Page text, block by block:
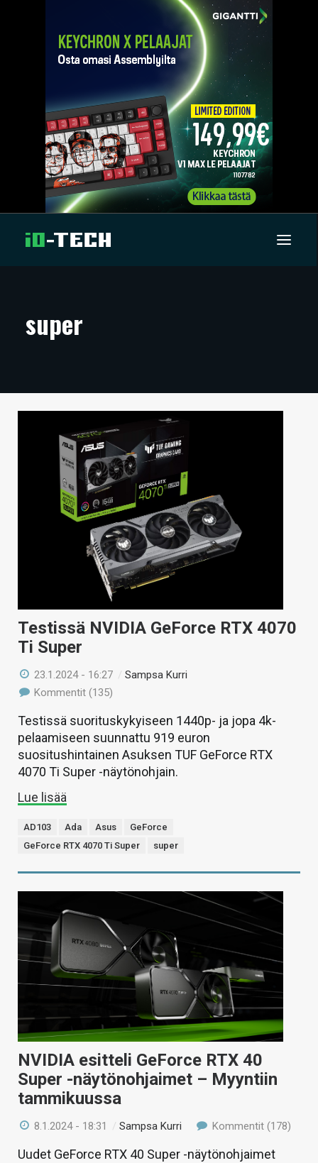
ARTIKKELIT
TECHBBS
VAIHDA TEEMA
super
Testissä NVIDIA GeForce RTX 4070
Ti Super
23.1.2024 - 16:27 /Sampsa Kurri
Kommentit (135)
Testissä suorituskykyiseen 1440p- ja jopa 4k-
pelaamiseen suunnattu 919 euron
suositushintainen Asuksen TUF GeForce RTX
4070 Ti Super -näytönohjain.
Lue lisää
AD103 Ada Asus
GeForce
GeForce RTX 4070 Ti Super
super
NVIDIA esitteli GeForce RTX 40
Super -näytönohjaimet – Myyntiin
tammikuussa
8.1.2024 - 18:31 /Sampsa Kurri Kommentit (178)
Uudet GeForce RTX 40 Super -näytönohjaimet